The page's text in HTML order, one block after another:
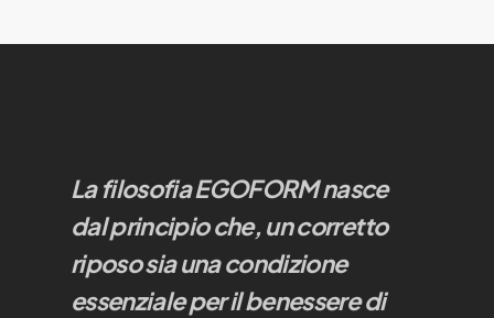
La filosofia EGOFORM nasce
dal principio che, un corretto
riposo sia una condizione
essenziale per il benessere di